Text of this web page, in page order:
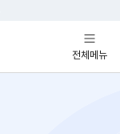
전체메뉴
열기